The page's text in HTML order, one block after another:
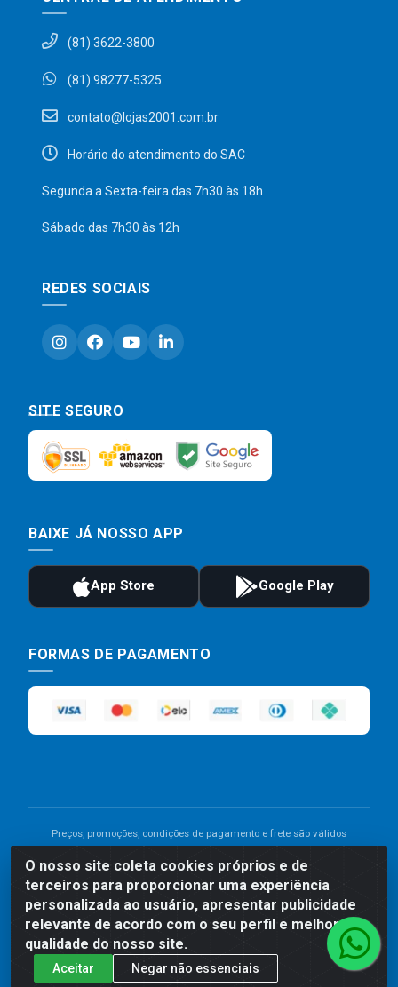
O nosso site coleta cookies próprios e de
terceiros para proporcionar uma experiência
personalizada ao usuário, apresentar publicidade
relevante de acordo com o seu perfil e melhorar a
qualidade do nosso site.
Aceitar Negar não essenciais
(81) 3622-3800
(81) 98277-5325
contato@lojas2001.com.br
Horário do atendimento do SAC
Segunda a Sexta-feira das 7h30 às 18h
Sábado das 7h30 às 12h
REDES SOCIAIS
SITE SEGURO
BAIXE JÁ NOSSO APP
FORMAS DE PAGAMENTO
Preços, promoções, condições de pagamento e frete são válidos
divergência de preço de um produto, será válido o preço que for
exibido no carrinho de compras do site no momento do pagamento.
As vendas estão sujeitas a análise e disponibilidade do estoque.
Imagens de produtos meramente ilustrativas.
Comercial de Construção 2001 LTDA - Av. Congresso
Eucarístico, 1179 - São José, Carpina - PE - CEP: 55811-